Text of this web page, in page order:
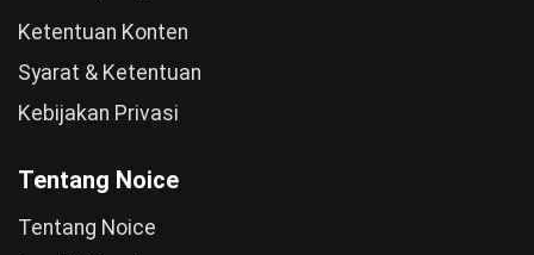
Ketentuan Konten
Syarat & Ketentuan
Kebijakan Privasi
Tentang Noice
Tentang Noice